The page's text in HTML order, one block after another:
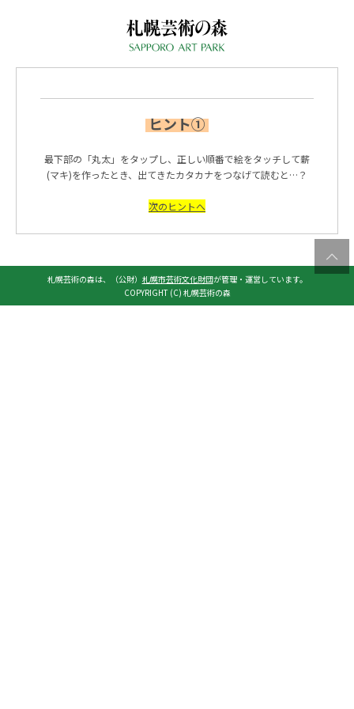
ヒント①
最下部の「丸太」をタップし、正しい順番で絵をタッチして薪
(マキ)を作ったとき、出てきたカタカナをつなげて読むと…？
次のヒントへ
札幌芸術の森は、（公財） 札幌市芸術文化財団が管理・運営しています。
COPYRIGHT (C) 札幌芸術の森